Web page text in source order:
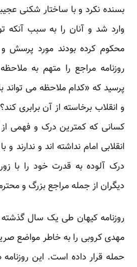
بسنده نکرد و با ساختار شکنی
وارد شد و آنان را به سبب آنکه
محکوم کرده بودند مورد پرسش و
روزنامه مراجع را متهم به
پرسید که «کدام ملاحظه می تواند
و انقلاب برخاسته از آن برابری
کسانی که کمترین درک و فهمی
انقلابی امام نداشته اند و ندارند
درک آلوده به قدرت خود را با
دیگران از جمله مراجع بزرگ و
روزنامه کیهان طی یک سال گذشته
مهدی کروبی را به خاطر مواضع
حمله قرار داده است. این